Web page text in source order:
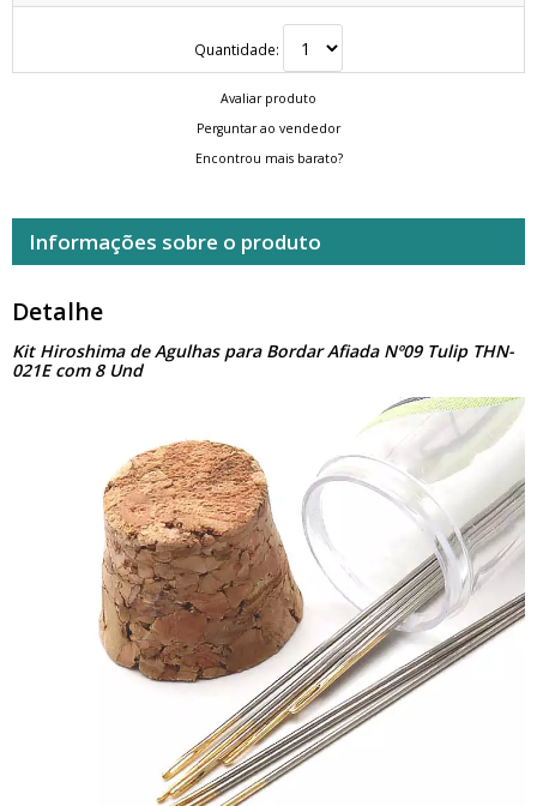
Quantidade:
Avaliar produto
Perguntar ao vendedor
Encontrou mais barato?
Informações sobre o produto
Detalhe
Kit Hiroshima de Agulhas para Bordar Afiada Nº09 Tulip THN-
021E com 8 Und